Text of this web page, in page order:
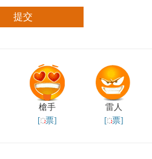
槍手
[
票]
雷人
[
票]